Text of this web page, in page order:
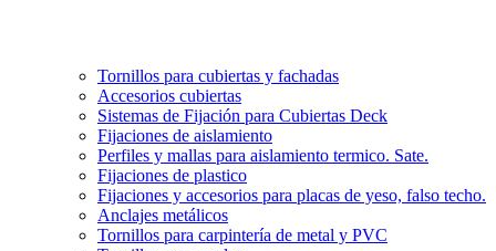
Tornillos para cubiertas y fachadas
Accesorios cubiertas
Sistemas de Fijación para Cubiertas Deck
Fijaciones de aislamiento
Perfiles y mallas para aislamiento termico. Sate.
Fijaciones de plastico
Fijaciones y accesorios para placas de yeso, falso techo.
Anclajes metálicos
Tornillos para carpintería de metal y PVC